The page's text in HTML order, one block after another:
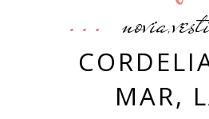
novia,
MAR,